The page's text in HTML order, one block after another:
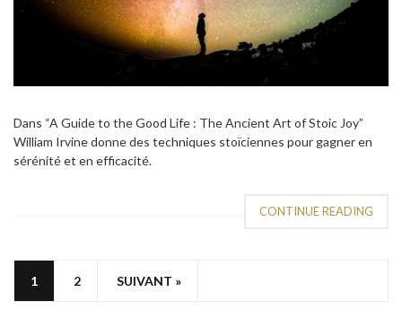
Dans “A Guide to the Good Life : The Ancient Art of Stoic Joy”
William Irvine donne des techniques stoïciennes pour gagner en
sérénité et en efficacité.
CONTINUE READING
1 2 SUIVANT »